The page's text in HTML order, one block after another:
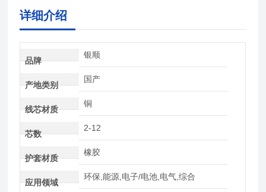
详细介绍
品牌
银顺
产地类别
国产
线芯材质
铜
芯数
2-12
护套材质
橡胶
应用领域
环保,能源,电子/电池,电气,综合